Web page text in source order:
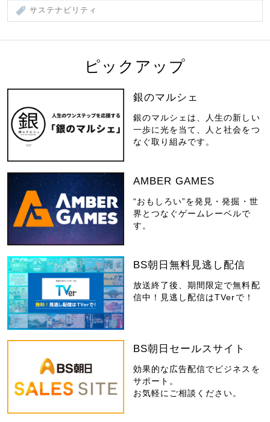
サステナビリティ
ピックアップ
銀のマルシェ
銀のマルシェは、人生の新しい
一歩に光を当て、人と社会をつ
なぐ取り組みです。
AMBER GAMES
“おもしろい”を発見・発掘・世
界とつなぐゲームレーベルで
す。
BS朝日無料見逃し配信
放送終了後、期間限定で無料配
信中！見逃し配信はTVerで！
BS朝日セールスサイト
効果的な広告配信でビジネスを
サポート。
お気軽にご相談ください。